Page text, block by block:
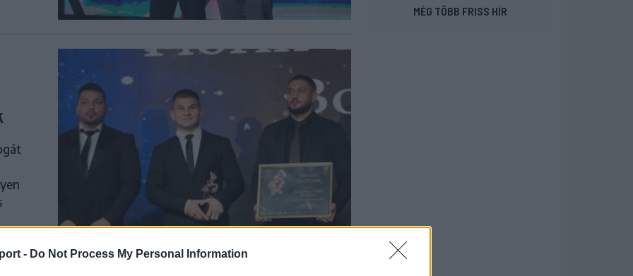
- Do Not Process My Personal Information
MÉG TÖBB FRISS HÍR